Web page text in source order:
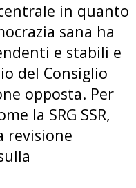
in quanto
sana ha
e stabili e
del Consiglio
opposta. Per
la SRG SSR,
revisione